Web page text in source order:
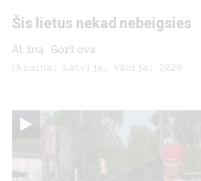
Šis lietus nekad nebeigsies
Alina Gorlova
Ukraina, Latvija, Vācija, 2020